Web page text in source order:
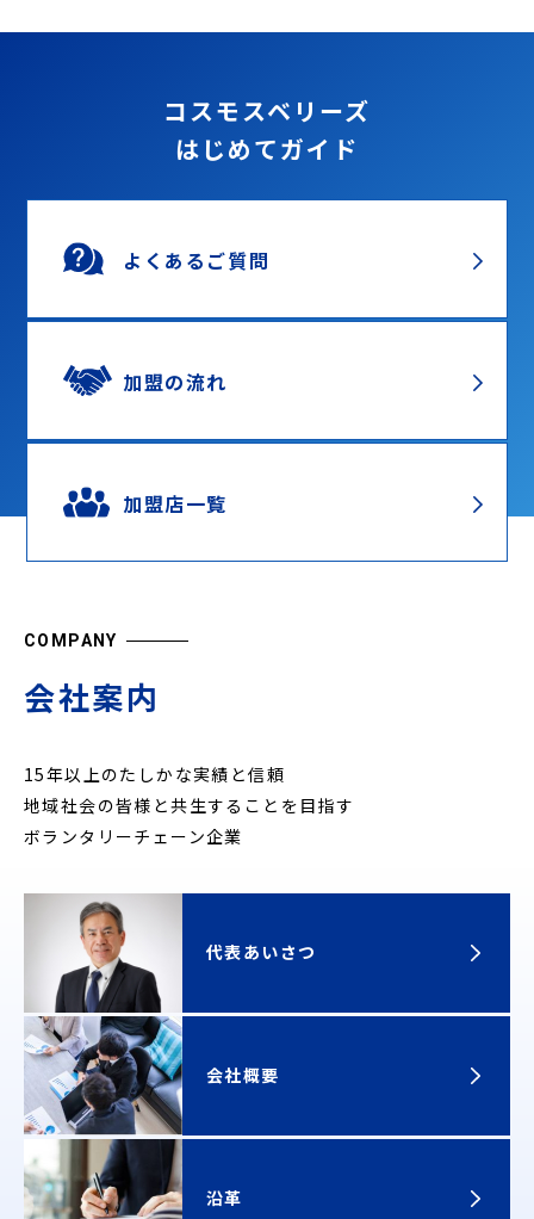
コスモスベリーズ
はじめてガイド
よくあるご質問
加盟の流れ
加盟店一覧
COMPANY
会社案内
15年以上のたしかな実績と信頼
地域社会の皆様と共生することを目指す
ボランタリーチェーン企業
代表あいさつ
会社概要
沿革